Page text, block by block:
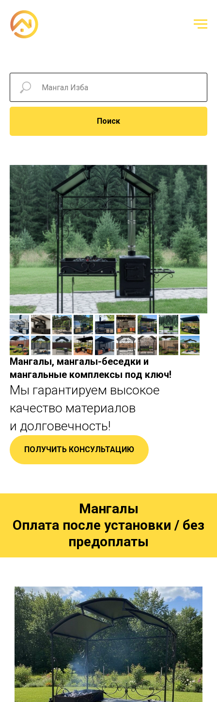
Поиск
Мангалы, мангалы-беседки и
мангальные комплексы под ключ!
Мы гарантируем высокое
качество материалов
и долговечность!
ПОЛУЧИТЬ КОНСУЛЬТАЦИЮ
Мангалы
Оплата после установки / без
предоплаты